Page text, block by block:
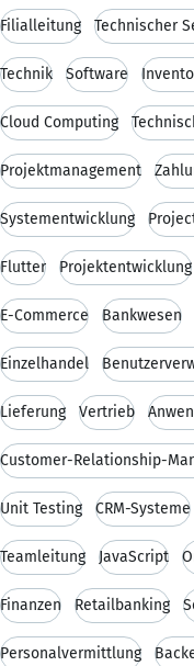
Filialleitung Technischer
Technik Software
Cloud Computing
Projektmanagement
Systementwicklung
Flutter Projektentwicklung
E-Commerce Bankwesen
Einzelhandel
Lieferung Vertrieb
Customer-Relationship-
Unit Testing CRM-Systeme
Teamleitung JavaScript
Finanzen Retailbanking
Personalvermittlung